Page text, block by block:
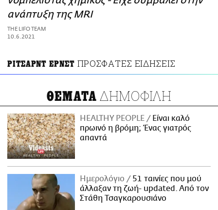
ΑΜΠΑ
PRINT
ανάπτυξη της MRI
THE LIFO TEAM
10.6.2021
ΡΙΤΣΑΡΝΤ ΕΡΝΣΤ ΠΡΟΣΦΑΤΕΣ ΕΙΔΗΣΕΙΣ
ΘΕΜΑΤΑ ΔΗΜΟΦΙΛΗ
HEALTHY PEOPLE
Είναι καλό
πρωινό η βρόμη; Ένας γιατρός
απαντά
Ημερολόγιο
51 ταινίες που μού
άλλαξαν τη ζωή- updated. Aπό τον
Στάθη Τσαγκαρουσιάνο